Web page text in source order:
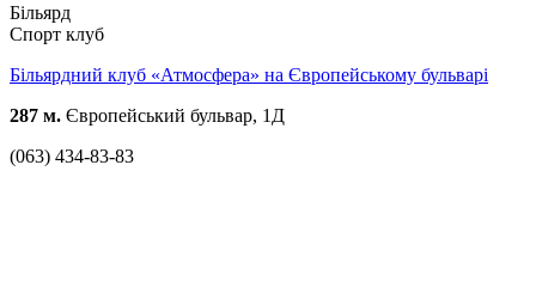
Більярд
Спорт клуб
Більярдний клуб «Атмосфера» на Європейському бульварі
287 м. Європейський бульвар, 1Д
(063) 434-83-83